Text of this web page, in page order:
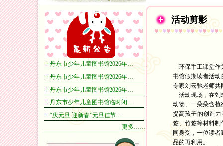
丹东市少年儿童图书馆2026年…
丹东市少年儿童图书馆2026年…
丹东市少年儿童图书馆2026年…
丹东市少年儿童图书馆临时闭…
“庆元旦 迎新春”元旦佳节…
更多……
活动剪影
环保手工课堂作
书馆假期读者活动
专家刘云驰老师共
活动现场，在刘
动物、一朵朵含苞
提高孩子的创造
签、竹签等材料制
同身受，一位读
品的再利用。